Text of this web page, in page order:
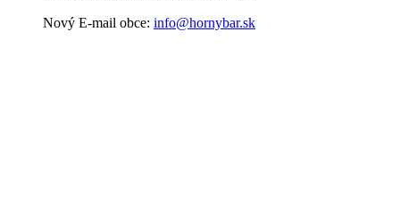
Nový E-mail obce: info@hornybar.sk